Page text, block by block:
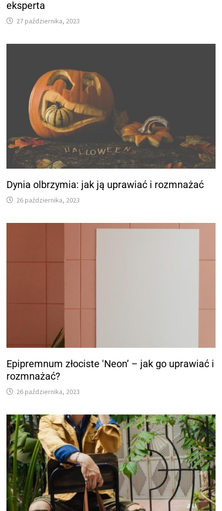
eksperta
27 października, 2023
Dynia olbrzymia: jak ją uprawiać i rozmnażać
26 października, 2023
Epipremnum złociste 'Neon’ – jak go uprawiać i
rozmnażać?
26 października, 2023